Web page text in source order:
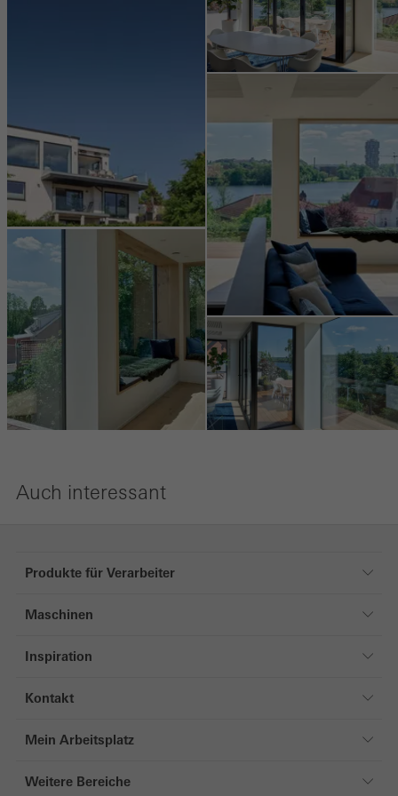
Auch interessant
Produkte für Verarbeiter
Fenster
Schiebesysteme
Fassaden
Sicherheitssysteme
Maschinen
Inspiration
Kontakt
Mein Arbeitsplatz
Weitere Bereiche
beispielsweise durch Auswertung von durchgeführten
Kampagnen, zu optimieren. Diese Cookies werden dazu
verwendet, die Nutzerfreundlichkeit der Webseite und damit das
die Nutzungsweise der Webseite, Anzahl der Besuche,
durchschnittliche Verweilzeit, aufgerufene Seiten.
Marketing / Drittanbieter Cookies
Marketing Cookies werden von Drittanbietern verwendet, um
personalisierte und ansprechende Werbung für den einzelnen
Nutzer anzuzeigen. Sie tun dies, indem sie Besucher über
Webseiten hinweg verfolgen. Dabei werden auch Dienste von
Drittanbietern eingebunden, die ihren Service eigenverantwortlich
erbringen.
Speichern